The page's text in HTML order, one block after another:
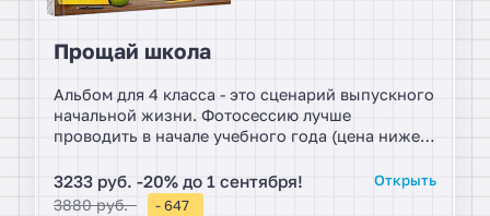
Прощай школа
Альбом для 4 класса - это сценарий выпускного
начальной жизни. Фотосессию лучше
проводить в начале учебного года (цена ниже
3233 руб. -20% до 1 сентября!
3880 руб. - 647
Открыть